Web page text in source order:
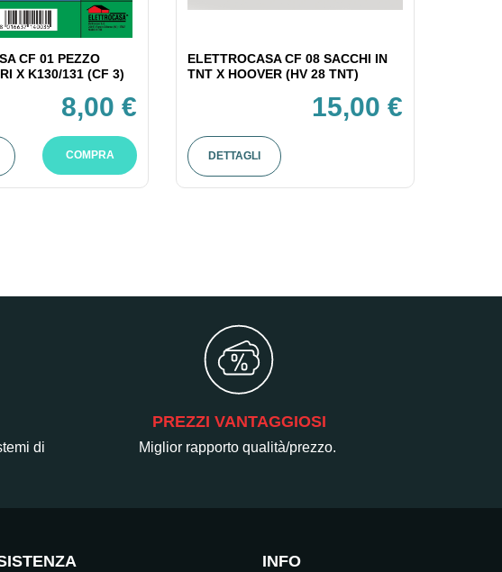
CF 01 PEZZO
X K130/131 (CF 3)
8,00 €
COMPRA
ELETTROCASA CF 08 SACCHI IN
TNT X HOOVER (HV 28 TNT)
15,00 €
DETTAGLI
di
PREZZI VANTAGGIOSI
Miglior rapporto qualità/prezzo.
INFO